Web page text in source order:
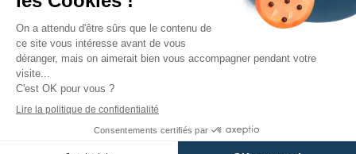
PRODUITS DE LA MÊME CATÉGORIE